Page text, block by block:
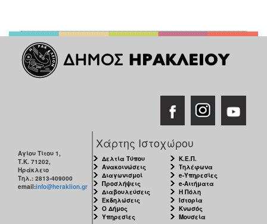
Αγίου Τίτου 1,
Τ.Κ. 71202,
Ηράκλειο
Τηλ.: 2813-409000
email:info@heraklion.gr
Χάρτης Ιστοχώρου
Δελτία Τύπου
Ανακοινώσεις
Διαγωνισμοί
Προσλήψεις
Διαβουλεύσεις
Εκδηλώσεις
Ο Δήμος
Υπηρεσίες
Κ.Ε.Π.
Τηλέφωνα
e-Υπηρεσίες
e-Αιτήματα
Η Πόλη
Ιστορία
Κνωσός
Μουσεία